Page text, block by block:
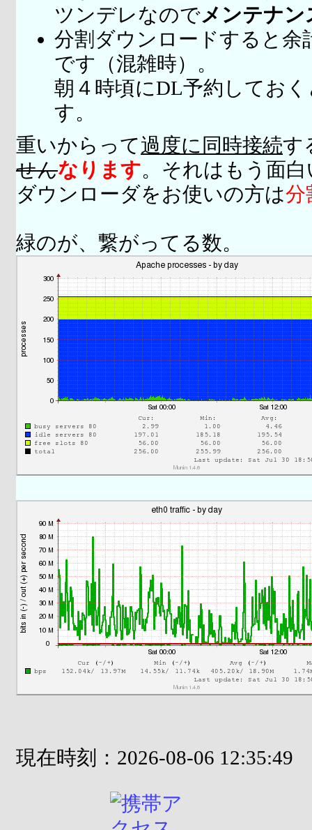
ツンデレなのでメンテナ
分割ダウンロードすると余
です（混雑時）。
朝４時頃にDL予約してお
す。
重いからって過度に同時接続す
せんなります。それはもう面
ダウンローダをお使いの方は分
緑のが、繋がってる数。
現在時刻：2026-08-06 12:35:49